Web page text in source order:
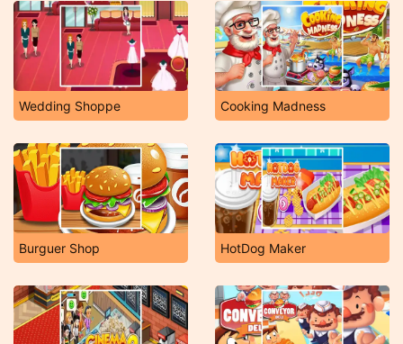
Wedding Shoppe Cooking Madness
Burguer Shop HotDog Maker